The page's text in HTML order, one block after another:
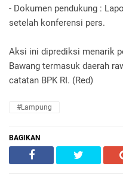
- Dokumen pendukung :
setelah konferensi pers.
Aksi ini diprediksi menarik
Bawang termasuk daerah
catatan BPK RI. (Red)
#Lampung
BAGIKAN